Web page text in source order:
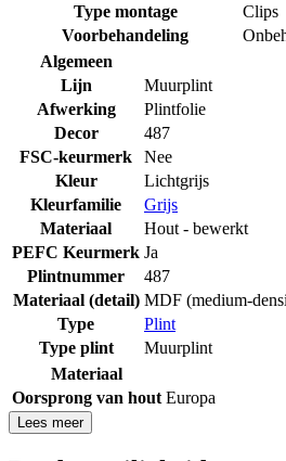
Type montage
Clips
Voorbehandeling
Algemeen
Lijn
Muurplint
Afwerking
Plintfolie
Decor
487
FSC-keurmerk
Nee
Kleur
Lichtgrijs
Kleurfamilie
Grijs
Materiaal
Hout - bewerkt
PEFC Keurmerk Ja
Plintnummer
487
Materiaal (detail) MDF (medium-
Type
Plint
Type plint
Muurplint
Materiaal
Oorsprong van hout Europa
Lees meer